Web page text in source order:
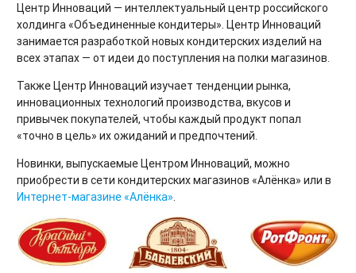
Центр Инноваций — интеллектуальный центр российского
холдинга «Объединенные кондитеры». Центр Инноваций
занимается разработкой новых кондитерских изделий на
всех этапах — от идеи до поступления на полки магазинов.
Также Центр Инноваций изучает тенденции рынка,
инновационных технологий производства, вкусов и
привычек покупателей, чтобы каждый продукт попал
«точно в цель» их ожиданий и предпочтений.
Новинки, выпускаемые Центром Инноваций, можно
приобрести в сети кондитерских магазинов «Алёнка» или в
Интернет-магазине «Алёнка».